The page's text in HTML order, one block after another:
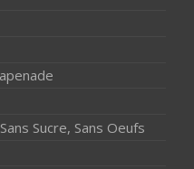
Sucre, Sans Oeufs